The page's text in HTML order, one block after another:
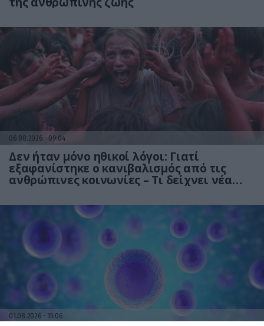
06.08.2026 09:04
Δεν ήταν μόνο ηθικοί λόγοι: Γιατί
εξαφανίστηκε ο κανιβαλισμός από τις
ανθρώπινες κοινωνίες – Τι δείχνει νέα
01.08.2026 15:06